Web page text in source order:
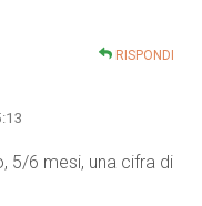
RISPONDI
5/6 mesi, una cifra di